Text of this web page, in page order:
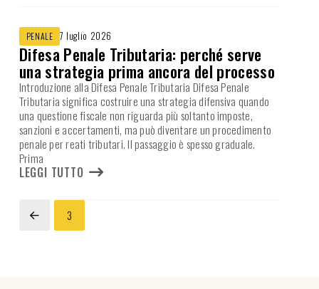
PENALE 7 luglio 2026
Difesa Penale Tributaria: perché serve
una strategia prima ancora del processo
Introduzione alla Difesa Penale Tributaria Difesa Penale
Tributaria significa costruire una strategia difensiva quando
una questione fiscale non riguarda più soltanto imposte,
sanzioni e accertamenti, ma può diventare un procedimento
penale per reati tributari. Il passaggio è spesso graduale.
Prima
LEGGI TUTTO
Prev 3